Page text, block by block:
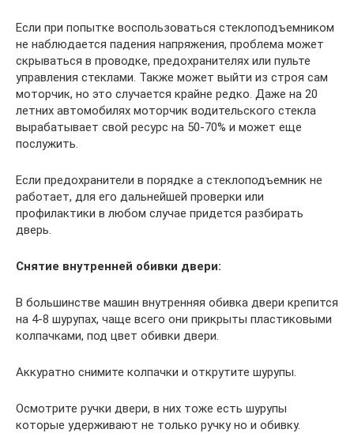
Если при попытке воспользоваться стеклоподъемником
не наблюдается падения напряжения, проблема может
скрываться в проводке, предохранителях или пульте
управления стеклами. Также может выйти из строя сам
моторчик, но это случается крайне редко. Даже на 20
летних автомобилях моторчик водительского стекла
вырабатывает свой ресурс на 50-70% и может еще
послужить.
Если предохранители в порядке а стеклоподъемник не
работает, для его дальнейшей проверки или
профилактики в любом случае придется разбирать
дверь.
Снятие внутренней обивки двери:
В большинстве машин внутренняя обивка двери крепится
на 4-8 шурупах, чаще всего они прикрыты пластиковыми
колпачками, под цвет обивки двери.
Аккуратно снимите колпачки и открутите шурупы.
Осмотрите ручки двери, в них тоже есть шурупы
которые удерживают не только ручку но и обивку.